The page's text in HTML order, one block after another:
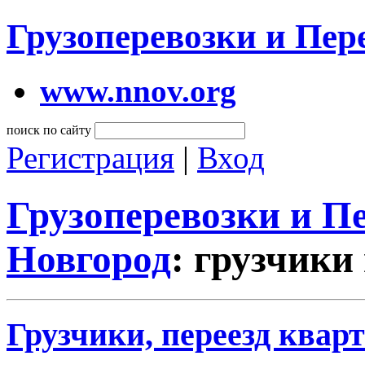
Грузоперевозки и
www.nnov.org
поиск по сайту
Регистрация | Вход
Грузоперевозки и
Новгород:
Грузчики, переезд